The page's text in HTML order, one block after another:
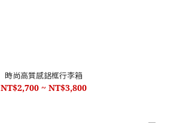
時尚高質感鋁框行李箱
NT$2,700 ~ NT$3,800